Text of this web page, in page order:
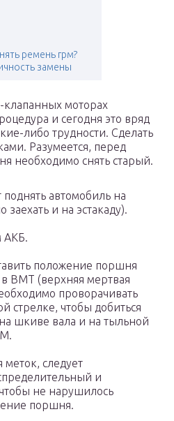
ремень грм?
замены
моторах
и сегодня это вряд
либо трудности. Сделать
Разумеется, перед
необходимо снять старый.
поднять автомобиль на
и на эстакаду).
АКБ.
положение поршня
ВМТ (верхняя мертвая
проворачивать
стрелке, чтобы добиться
шкиве вала и на тыльной
меток, следует
и
не нарушилось
поршня.